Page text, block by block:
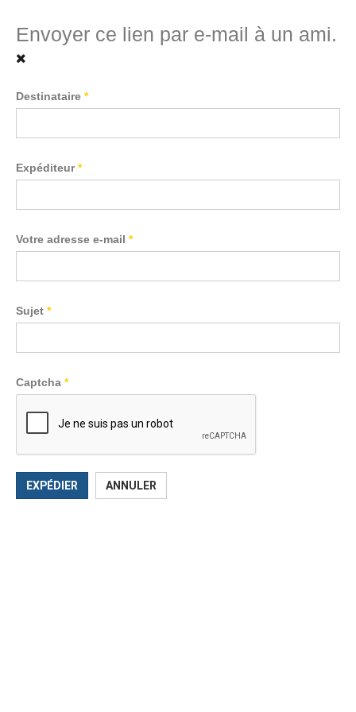
Envoyer ce lien par e-mail à un ami.
Destinataire *
Expéditeur*
Votre adresse e-mail *
Sujet *
Captcha *
EXPÉDIER ANNULER